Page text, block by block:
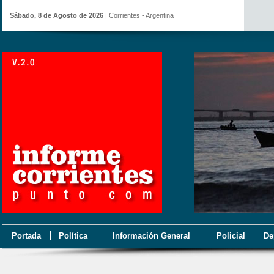
Sábado, 8 de Agosto de 2026 | Corrientes - Argentina
Portada Política Información General Policial